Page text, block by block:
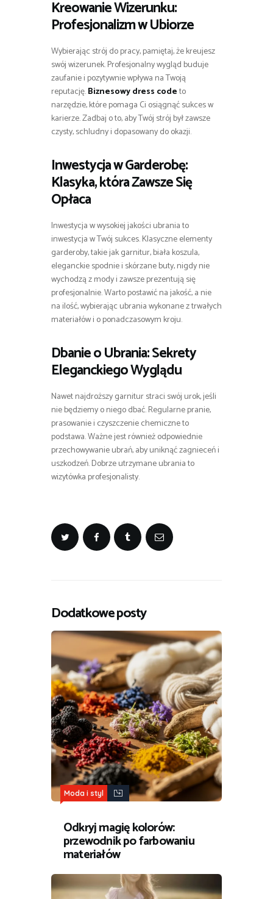
Kreowanie Wizerunku:
Profesjonalizm w Ubiorze
Wybierając strój do pracy, pamiętaj, że kreujesz
swój wizerunek. Profesjonalny wygląd buduje
zaufanie i pozytywnie wpływa na Twoją
reputację.Biznesowy dress codeto
narzędzie, które pomaga Ci osiągnąć sukces w
karierze. Zadbaj o to, aby Twój strój był zawsze
czysty, schludny i dopasowany do okazji.
Inwestycja w Garderobę:
Klasyka, która Zawsze Się
Opłaca
Inwestycja w wysokiej jakości ubrania to
inwestycja w Twój sukces. Klasyczne elementy
garderoby, takie jak garnitur, biała koszula,
eleganckie spodnie i skórzane buty, nigdy nie
wychodzą z mody i zawsze prezentują się
profesjonalnie. Warto postawić na jakość, a nie
na ilość, wybierając ubrania wykonane z trwałych
materiałów i o ponadczasowym kroju.
Dbanie o Ubrania: Sekrety
Eleganckiego Wyglądu
Nawet najdroższy garnitur straci swój urok, jeśli
nie będziemy o niego dbać. Regularne pranie,
prasowanie i czyszczenie chemiczne to
podstawa. Ważne jest również odpowiednie
przechowywanie ubrań, aby uniknąć zagnieceń i
uszkodzeń. Dobrze utrzymane ubrania to
wizytówka profesjonalisty.
Dodatkowe posty
Moda i styl
Odkryj magię kolorów:
przewodnik po farbowaniu
materiałów